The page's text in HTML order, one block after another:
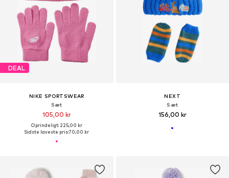
DEAL
NIKE SPORTSWEAR
Sæt
105,00 kr
Oprindeligt: 225,00 kr
Sidste laveste pris:70,00 kr
NEXT
Sæt
156,00 kr